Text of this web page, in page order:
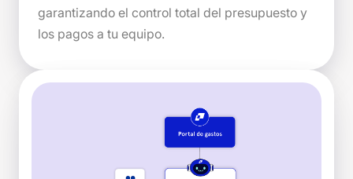
garantizando el control total del presupuesto y
los pagos a tu equipo.